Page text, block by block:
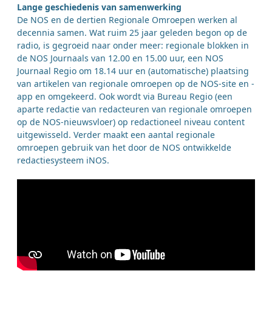
Lange geschiedenis van samenwerking
De NOS en de dertien Regionale Omroepen werken al
decennia samen. Wat ruim 25 jaar geleden begon op de
radio, is gegroeid naar onder meer: regionale blokken in
de NOS Journaals van 12.00 en 15.00 uur, een NOS
Journaal Regio om 18.14 uur en (automatische) plaatsing
van artikelen van regionale omroepen op de NOS-site en -
app en omgekeerd. Ook wordt via Bureau Regio (een
aparte redactie van redacteuren van regionale omroepen
op de NOS-nieuwsvloer) op redactioneel niveau content
uitgewisseld. Verder maakt een aantal regionale
omroepen gebruik van het door de NOS ontwikkelde
redactiesysteem iNOS.